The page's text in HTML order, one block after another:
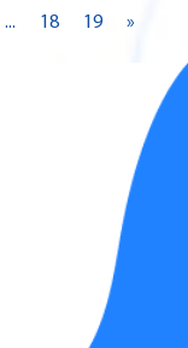
... 18 19 »